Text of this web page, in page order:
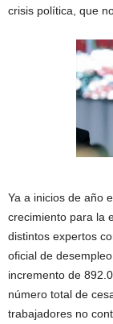
crisis política, que
Ya a inicios de año
crecimiento para la
distintos expertos
oficial de
incremento de
número total de
trabajadores no